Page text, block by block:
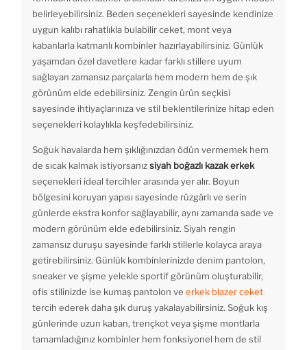
belirleyebilirsiniz. Beden seçenekleri sayesinde kendinize
uygun kalıbı rahatlıkla bulabilir ceket, mont veya
kabanlarla katmanlı kombinler hazırlayabilirsiniz. Günlük
yaşamdan özel davetlere kadar farklı stillere uyum
sağlayan zamansız parçalarla hem modern hem de şık
görünüm elde edebilirsiniz. Zengin ürün seçkisi
sayesinde ihtiyaçlarınıza ve stil beklentilerinize hitap eden
seçenekleri kolaylıkla keşfedebilirsiniz.
Soğuk havalarda hem şıklığınızdan ödün vermemek hem
de sıcak kalmak istiyorsanızsiyah boğazlı kazak erkek
seçenekleri ideal tercihler arasında yer alır. Boyun
bölgesini koruyan yapısı sayesinde rüzgârlı ve serin
günlerde ekstra konfor sağlayabilir, aynı zamanda sade ve
modern görünüm elde edebilirsiniz. Siyah rengin
zamansız duruşu sayesinde farklı stillerle kolayca araya
getirebilirsiniz. Günlük kombinlerinizde denim pantolon,
sneaker ve şişme yelekle sportif görünüm oluşturabilir,
ofis stilinizde ise kumaş pantolon ve erkek blazer ceket
tercih ederek daha şık duruş yakalayabilirsiniz. Soğuk kış
günlerinde uzun kaban, trençkot veya şişme montlarla
tamamladığınız kombinler hem fonksiyonel hem de stil